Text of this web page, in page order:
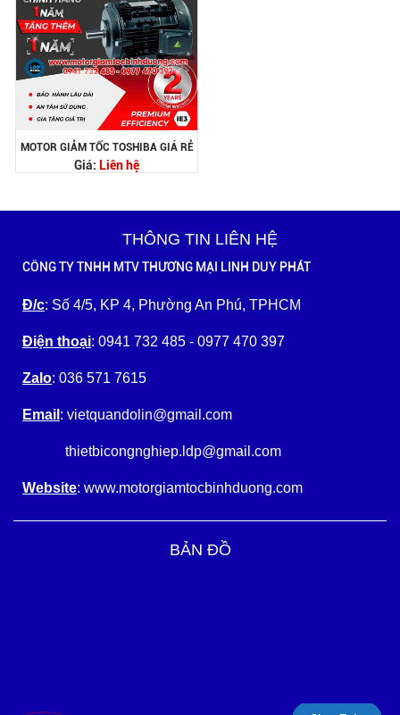
MOTOR GIẢM TỐC TOSHIBA GIÁ RẺ
Giá: Liên hệ
THÔNG TIN LIÊN HỆ
CÔNG TY TNHH MTV THƯƠNG MẠI LINH DUY PHÁT
Đ/c: Số 4/5, KP 4, Phường An Phú, TPHCM
Điện thoại: 0941 732 485 - 0977 470 397
Zalo: 036 571 7615
Email : vietquandolin@gmail.com
thietbicongnghiep.ldp@gmail.com
Website: www.motorgiamtocbinhduong.com
BẢN ĐỒ